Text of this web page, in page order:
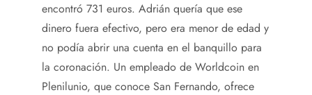
encontró 731 euros. Adrián quería que ese
dinero fuera efectivo, pero era menor de edad y
no podía abrir una cuenta en el banquillo para
la coronación. Un empleado de Worldcoin en
Plenilunio, que conoce San Fernando, ofrece